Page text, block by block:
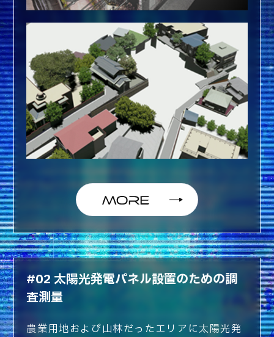
#02 太陽光発電パネル設置のための調
査測量
農業用地および山林だったエリアに太陽光発